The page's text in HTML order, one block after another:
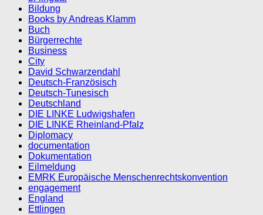
Bildung
Books by Andreas Klamm
Buch
Bürgerrechte
Business
City
David Schwarzendahl
Deutsch-Französisch
Deutsch-Tunesisch
Deutschland
DIE LINKE Ludwigshafen
DIE LINKE Rheinland-Pfalz
Diplomacy
documentation
Dokumentation
Eilmeldung
EMRK Europäische Menschenrechtskonvention
engagement
England
Ettlingen